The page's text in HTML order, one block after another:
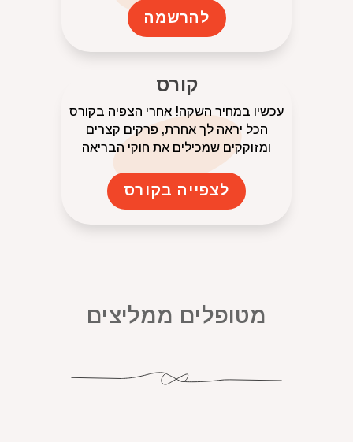
להרשמה
קורס
עכשיו במחיר השקה! אחרי הצפיה בקורס
הכל יראה לך אחרת, פרקים קצרים
ומזוקקים שמכילים את חוקי הבריאה
לצפייה בקורס
מטופלים ממליצים